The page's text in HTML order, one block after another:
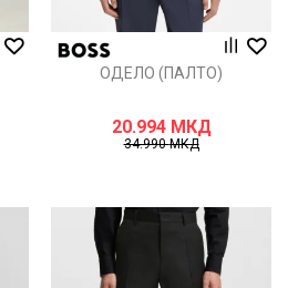
ОДЕЛО (ПАЛТО)
20.994 МКД
34.990МКД